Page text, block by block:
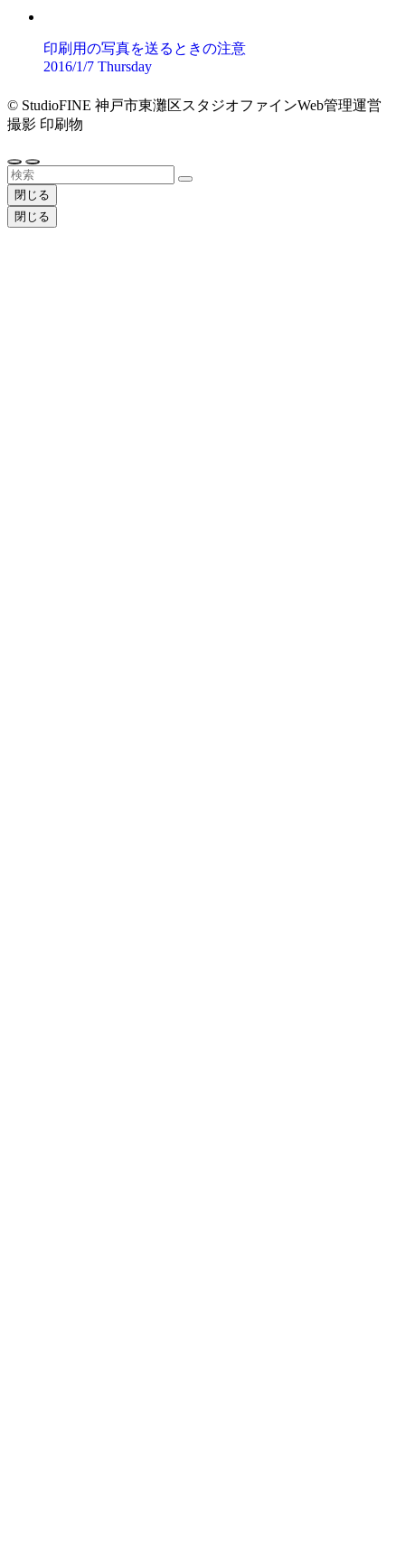
印刷用の写真を送るときの注意
2016/1/7 Thursday
© StudioFINE 神戸市東灘区スタジオファインWeb管理運営
撮影 印刷物
閉じる
閉じる